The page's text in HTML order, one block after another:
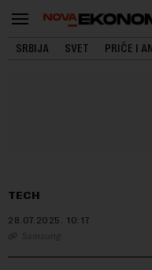
SRBIJA SVET PRIČE I
TECH
28.07.2025. 10:17
Samsung